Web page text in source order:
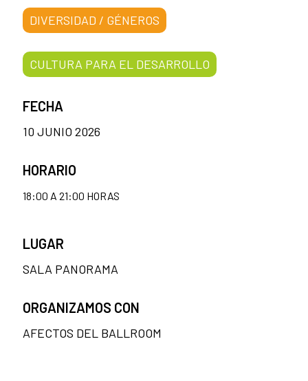
DIVERSIDAD / GÉNEROS
CULTURA PARA EL DESARROLLO
FECHA
10 JUNIO 2026
HORARIO
18:00 A 21:00 HORAS
LUGAR
SALA PANORAMA
ORGANIZAMOS CON
AFECTOS DEL BALLROOM